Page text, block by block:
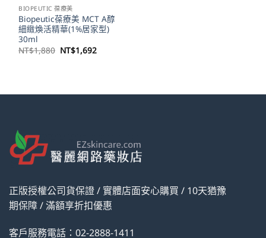
BIOPEUTIC 葆療美
Biopeutic葆療美 MCT A醇
細緻煥活精華(1%居家型)
30ml
NT$1,880 原
始
NT$1,692目
前
正版授權公司貨保證 / 實體店面安心購買 / 10天猶豫
期保障 / 滿額享折扣優惠
客戶服務電話：02-2888-1411